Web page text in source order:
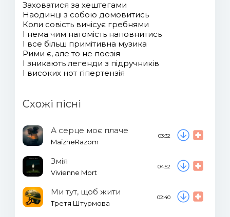
Заховатися за хештегами
Наодинці з собою домовитись
Коли совість вичісує гребнями
І нема чим натомість наповнитись
І все більш примітивна музика
Рими є, але то не поезія
І зникають легенди з підручників
І високих нот гіпертензія
Схожі пісні
А серце моє плаче
MaizheRazom
03:32
Змія
Vivienne Mort
04:52
Ми тут, щоб жити
Третя Штурмова
02:40